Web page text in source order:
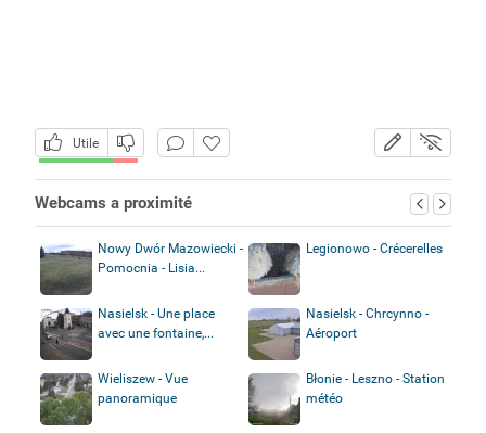
Utile
Webcams a proximité
Nowy Dwór Mazowiecki -
Pomocnia - Lisia...
Legionowo - Crécerelles
Nasielsk - Une place
avec une fontaine,...
Nasielsk - Chrcynno -
Aéroport
Wieliszew - Vue
panoramique
Błonie - Leszno - Station
météo